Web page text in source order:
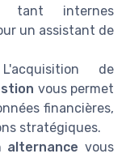
tant internes
un assistant de
de
vous permet
financières,
stratégiques.
alternance vous